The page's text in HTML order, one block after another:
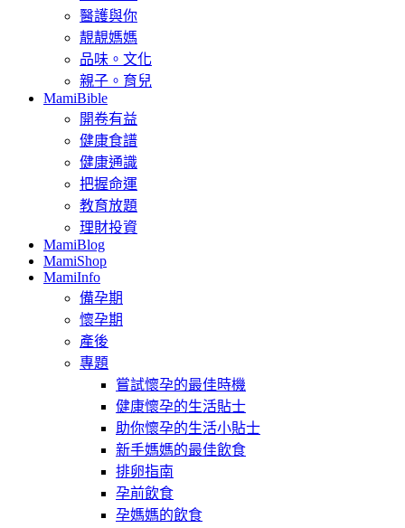
醫護與你
靚靚媽媽
品味。文化
親子。育兒
MamiBible
開卷有益
健康食譜
健康通識
把握命運
教育放題
理財投資
MamiBlog
MamiShop
MamiInfo
備孕期
懷孕期
產後
專題
嘗試懷孕的最佳時機
健康懷孕的生活貼士
助你懷孕的生活小貼士
新手媽媽的最佳飲食
排卵指南
孕前飲食
孕媽媽的飲食